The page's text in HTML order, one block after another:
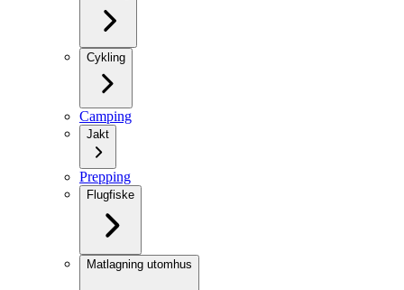
Cykling
Camping
Jakt
Prepping
Flugfiske
Matlagning utomhus